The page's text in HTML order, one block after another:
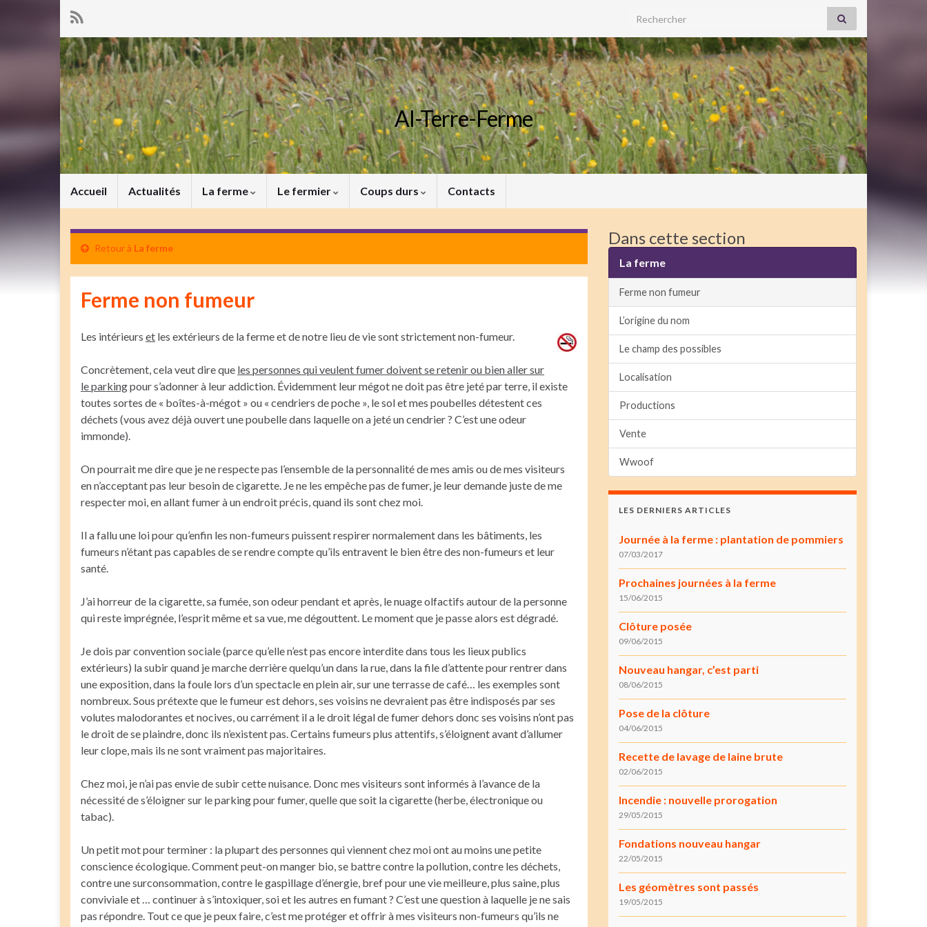
Search for:
Al-Terre-Ferme
Accueil Actualités La ferme Le fermier Coups durs Contacts
Retour à La ferme
Ferme non fumeur
Les intérieurs et les extérieurs de la ferme et de notre lieu de vie sont strictement non-fumeur.
Concrètement, cela veut dire que les personnes qui veulent fumer doivent se retenir ou bien aller sur
le parkingpour s’adonner à leur addiction. Évidemment leur mégot ne doit pas être jeté par terre, il existe
toutes sortes de « boîtes-à-mégot » ou « cendriers de poche », le sol et mes poubelles détestent ces
déchets (vous avez déjà ouvert une poubelle dans laquelle on a jeté un cendrier ? C’est une odeur
immonde).
On pourrait me dire que je ne respecte pas l’ensemble de la personnalité de mes amis ou de mes visiteurs
en n’acceptant pas leur besoin de cigarette. Je ne les empêche pas de fumer, je leur demande juste de me
respecter moi, en allant fumer à un endroit précis, quand ils sont chez moi.
Il a fallu une loi pour qu’enfin les non-fumeurs puissent respirer normalement dans les bâtiments, les
fumeurs n’étant pas capables de se rendre compte qu’ils entravent le bien être des non-fumeurs et leur
santé.
J’ai horreur de la cigarette, sa fumée, son odeur pendant et après, le nuage olfactifs autour de la personne
qui reste imprégnée, l’esprit même et sa vue, me dégouttent. Le moment que je passe alors est dégradé.
Je dois par convention sociale (parce qu’elle n’est pas encore interdite dans tous les lieux publics
extérieurs) la subir quand je marche derrière quelqu’un dans la rue, dans la file d’attente pour rentrer dans
une exposition, dans la foule lors d’un spectacle en plein air, sur une terrasse de café… les exemples sont
nombreux. Sous prétexte que le fumeur est dehors, ses voisins ne devraient pas être indisposés par ses
volutes malodorantes et nocives, ou carrément il a le droit légal de fumer dehors donc ses voisins n’ont pas
le droit de se plaindre, donc ils n’existent pas. Certains fumeurs plus attentifs, s’éloignent avant d’allumer
leur clope, mais ils ne sont vraiment pas majoritaires.
Chez moi, je n’ai pas envie de subir cette nuisance. Donc mes visiteurs sont informés à l’avance de la
nécessité de s’éloigner sur le parking pour fumer, quelle que soit la cigarette (herbe, électronique ou
tabac).
Un petit mot pour terminer : la plupart des personnes qui viennent chez moi ont au moins une petite
conscience écologique. Comment peut-on manger bio, se battre contre la pollution, contre les déchets,
contre une surconsommation, contre le gaspillage d’énergie, bref pour une vie meilleure, plus saine, plus
conviviale et … continuer à s’intoxiquer, soi et les autres en fumant ? C’est une question à laquelle je ne sais
pas répondre. Tout ce que je peux faire, c’est me protéger et offrir à mes visiteurs non-fumeurs qu’ils ne
Dans cette section
La ferme
Ferme non fumeur
L’origine du nom
Le champ des possibles
Localisation
Productions
Vente
Wwoof
LES DERNIERS ARTICLES
Journée à la ferme : plantation de pommiers
07/03/2017
Prochaines journées à la ferme
15/06/2015
Clôture posée
09/06/2015
Nouveau hangar, c’est parti
08/06/2015
Pose de la clôture
04/06/2015
Recette de lavage de laine brute
02/06/2015
Incendie : nouvelle prorogation
29/05/2015
Fondations nouveau hangar
22/05/2015
Les géomètres sont passés
19/05/2015